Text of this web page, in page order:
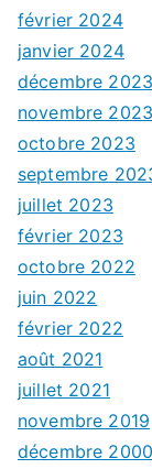
février 2024
janvier 2024
décembre 2023
novembre 2023
octobre 2023
septembre
juillet 2023
février 2023
octobre 2022
juin 2022
février 2022
août 2021
juillet 2021
novembre 2019
décembre 2000